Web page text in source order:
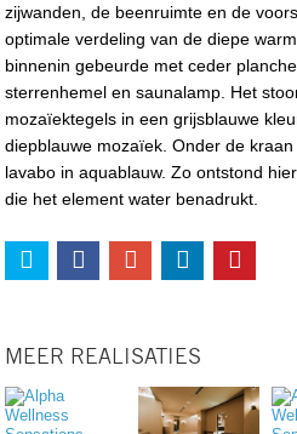
zijwanden, de beenruimte en de
optimale verdeling van de diepe
binnenin gebeurde met ceder
sterrenhemel en saunalamp. Het
mozaïektegels in een grijsblauwe
diepblauwe mozaïek. Onder de
lavabo in aquablauw. Zo ontstond
die het element water benadrukt.
MEER REALISATIES